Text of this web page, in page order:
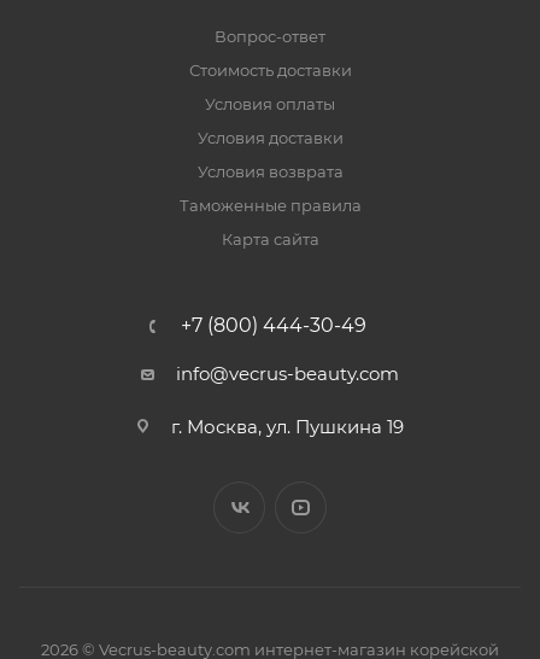
Вопрос-ответ
Стоимость доставки
Условия оплаты
Условия доставки
Условия возврата
Таможенные правила
Карта сайта
+7 (800) 444-30-49
info@vecrus-beauty.com
г. Москва, ул. Пушкина 19
2026 © Vecrus-beauty.com интернет-магазин корейской